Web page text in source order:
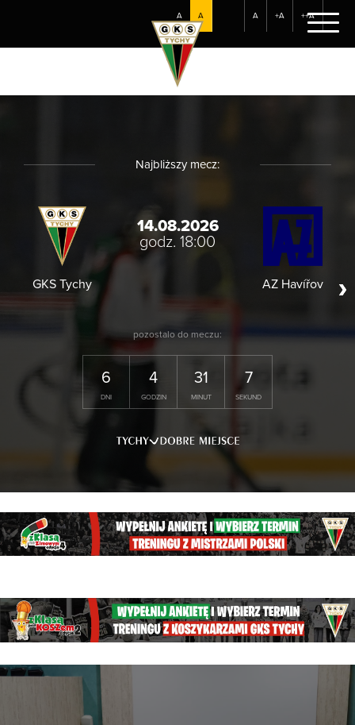
A A A +A ++A
Najbliższy mecz:
GKS Tychy
14.08.2026
godz. 18:00
AZ Havířov
pozostalo do meczu:
6
DNI
4
GODZIN
31
MINUT
6
SEKUND